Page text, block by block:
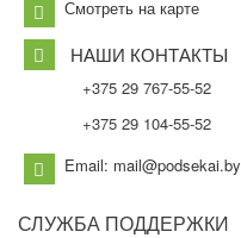
Смотреть на карте
НАШИ КОНТАКТЫ
+375 29 767-55-52
+375 29 104-55-52
Email: mail@podsekai.by
СЛУЖБА ПОДДЕРЖКИ